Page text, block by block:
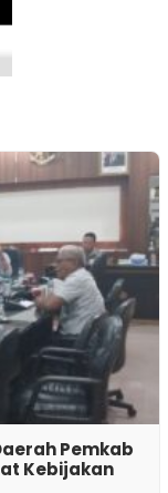
Pemkab
Kebijakan